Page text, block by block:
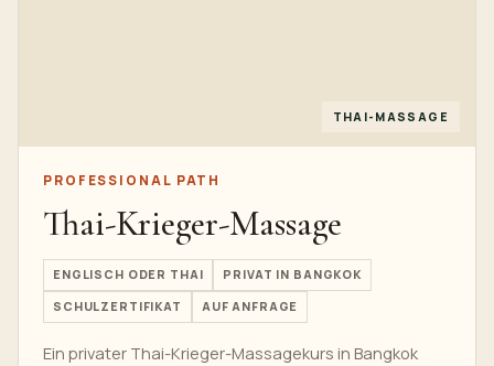
THAI-MASSAGE
PROFESSIONAL PATH
Thai-Krieger-Massage
ENGLISCH ODER THAI PRIVAT IN BANGKOK
SCHULZERTIFIKAT AUF ANFRAGE
Ein privater Thai-Krieger-Massagekurs in Bangkok